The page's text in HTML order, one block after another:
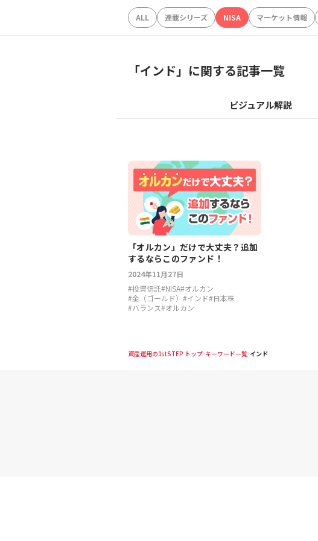
ALL 連載シリーズ NISA マーケット情報
「インド」に関する記事一覧
ビジュアル解説
「オルカン」だけで大丈夫？追加
するならこのファンド！
2024年11月27日
#投資信託#NISA#オルカン
#金（ゴールド） #インド#日本株
#バランス#オルカン
資産運用の1stSTEP トップ キーワード一覧 インド